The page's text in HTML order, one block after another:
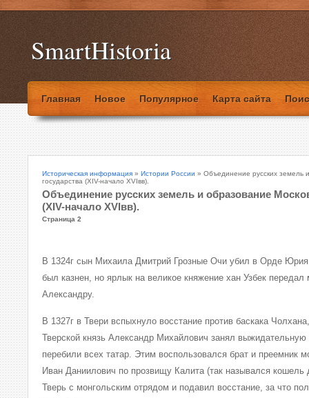
SmartHistoria
Главная Новое Популярное Карта сайта
Историческая информация » Истории России » Объединение русских земель
государства (XIV-начало XVIвв).
Объединение русских земель и образование
(XIV-начало XVIвв).
Страница 2
В 1324г сын Михаила Дмитрий Грозные Очи убил в Орде
был казнен, но ярлык на великое княжение хан Узбек
Александру.
В 1327г в Твери вспыхнуло восстание против баскака
Тверской князь Александр Михайлович занял
перебили всех татар. Этим воспользовался брат и преемник
Иван Даниилович по прозвищу Калита (так назывался
Тверь с монгольским отрядом и подавил восстание, за что